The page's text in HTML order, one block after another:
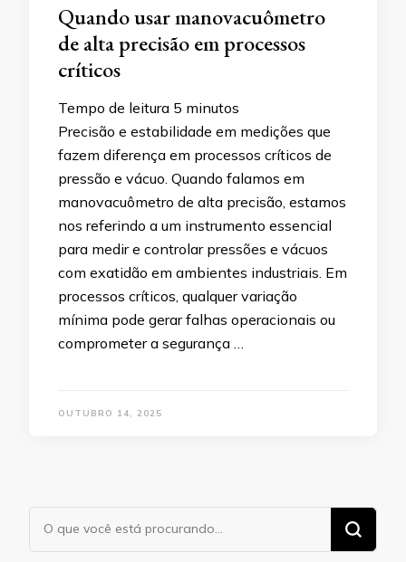
Quando usar manovacuômetro
de alta precisão em processos
críticos
Tempo de leitura 5 minutos
Precisão e estabilidade em medições que
fazem diferença em processos críticos de
pressão e vácuo. Quando falamos em
manovacuômetro de alta precisão, estamos
nos referindo a um instrumento essencial
para medir e controlar pressões e vácuos
com exatidão em ambientes industriais. Em
processos críticos, qualquer variação
mínima pode gerar falhas operacionais ou
comprometer a segurança …
OUTUBRO 14, 2025
Procurando
algo?